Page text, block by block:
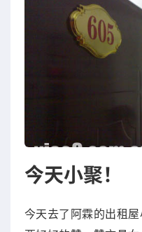
今天小聚！
今天去了阿霖的出租